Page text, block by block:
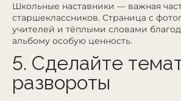
Школьные наставники — важная
старшеклассников. Страница с
учителей и тёплыми словами
альбому особую ценность.
5. Сделайте
развороты